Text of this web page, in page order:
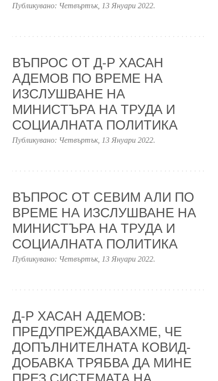
Публикувано: Четвъртък, 13 Януари 2022.
ВЪПРОС ОТ Д-Р ХАСАН
АДЕМОВ ПО ВРЕМЕ НА
ИЗСЛУШВАНЕ НА
МИНИСТЪРА НА ТРУДА И
СОЦИАЛНАТА ПОЛИТИКА
Публикувано: Четвъртък, 13 Януари 2022.
ВЪПРОС ОТ СЕВИМ АЛИ ПО
ВРЕМЕ НА ИЗСЛУШВАНЕ НА
МИНИСТЪРА НА ТРУДА И
СОЦИАЛНАТА ПОЛИТИКА
Публикувано: Четвъртък, 13 Януари 2022.
Д-Р ХАСАН АДЕМОВ:
ПРЕДУПРЕЖДАВАХМЕ, ЧЕ
ДОПЪЛНИТЕЛНАТА КОВИД-
ДОБАВКА ТРЯБВА ДА МИНЕ